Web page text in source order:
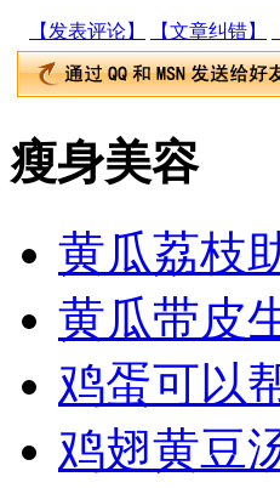
【发表评论】 【文章纠错】
瘦身美容
黄瓜荔枝
黄瓜带皮
鸡蛋可以
鸡翅黄豆